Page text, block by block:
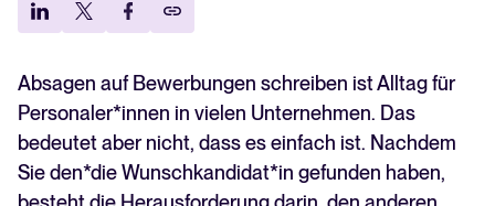
Recruiting per WhatsApp: So
Lesen
Worauf kommt es bei einer Absage an?
Wie formuliert man höflich eine Absage für eine
Bewerbung?
Wie erklären Sie eine Absage? Muss man einen
Grund angeben?
Bewerberpool anlegen – die Sache mit dem
Absagen auf Bewerbungen schreiben ist Alltag für
Personaler*innen in vielen Unternehmen. Das
bedeutet aber nicht, dass es einfach ist. Nachdem
Sie den*die Wunschkandidat*in gefunden haben,